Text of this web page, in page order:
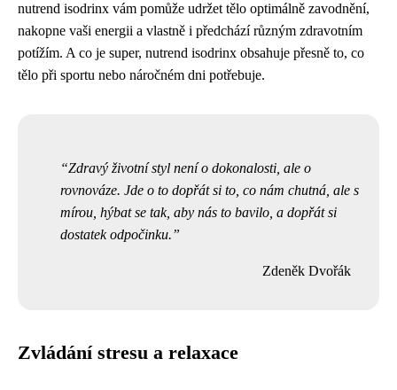
nutrend isodrinx vám pomůže udržet tělo optimálně zavodnění,
nakopne vaši energii a vlastně i předchází různým zdravotním
potížím. A co je super, nutrend isodrinx obsahuje přesně to, co
tělo při sportu nebo náročném dni potřebuje.
Zdravý životní styl není o dokonalosti, ale o
rovnováze. Jde o to dopřát si to, co nám chutná, ale s
mírou, hýbat se tak, aby nás to bavilo, a dopřát si
dostatek odpočinku.
Zdeněk Dvořák
Zvládání stresu a relaxace